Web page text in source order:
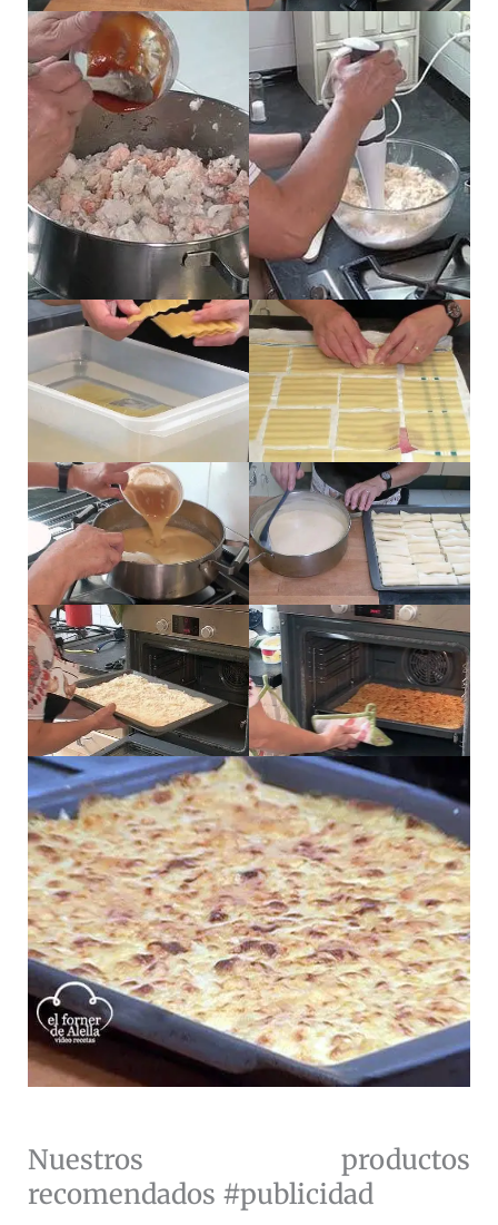
Nuestros productos
recomendados #publicidad